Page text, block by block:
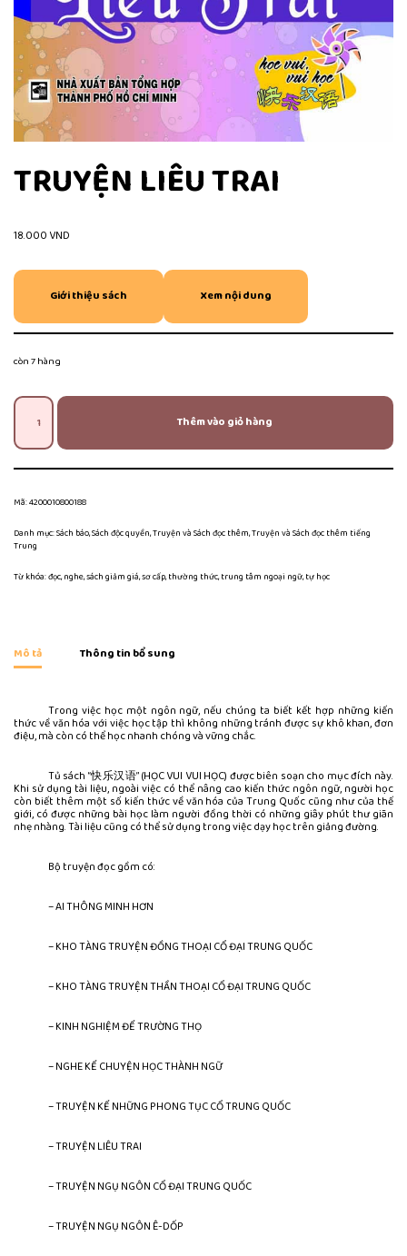
TRUYỆN LIÊU TRAI
18.000 VND
Giới thiệu sách Xem nội dung
còn 7 hàng
Thêm vào giỏ hàng
Mã:4200010800188
Danh mục:Sách báo,Sách độc quyền,Truyện và Sách đọc thêm,Truyện và Sách đọc thêm tiếng
Trung
Từ khóa:đọc,nghe,sách giảm giá,sơ cấp,thường thức,trung tâm ngoại ngữ,tự học
Mô tả Thông tin bổ sung
Trong việc học một ngôn ngữ, nếu chúng ta biết kết hợp những kiến
thức về văn hóa với việc học tập thì không những tránh được sự khô khan, đơn
điệu, mà còn có thể học nhanh chóng và vững chắc.
Tủ sách “快乐汉语” (HỌC VUI VUI HỌC) được biên soạn cho mục đích này.
Khi sử dụng tài liệu, ngoài việc có thể nâng cao kiến thức ngôn ngữ, người học
còn biết thêm một số kiến thức về văn hóa của Trung Quốc cũng như của thế
giới, có được những bài học làm người đồng thời có những giây phút thư giãn
nhẹ nhàng. Tài liệu cũng có thể sử dụng trong việc dạy học trên giảng đường.
Bộ truyện đọc gồm có:
– AI THÔNG MINH HƠN
– KHO TÀNG TRUYỆN ĐỒNG THOẠI CỔ ĐẠI TRUNG QUỐC
– KHO TÀNG TRUYỆN THẦN THOẠI CỔ ĐẠI TRUNG QUỐC
– KINH NGHIỆM ĐỂ TRƯỜNG THỌ
– NGHE KỂ CHUYỆN HỌC THÀNH NGỮ
– TRUYỆN KỂ NHỮNG PHONG TỤC CỔ TRUNG QUỐC
– TRUYỆN LIÊU TRAI
– TRUYỆN NGỤ NGÔN CỔ ĐẠI TRUNG QUỐC
– TRUYỆN NGỤ NGÔN Ê-DỐP